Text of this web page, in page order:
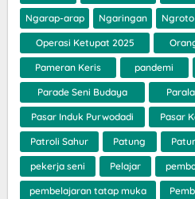
Ngarap-arap Ngaringan Ngroto
Operasi Ketupat 2025
Pameran Keris pandemi
Parade Seni Budaya
Pasar Induk Purwodadi Pasar
Patroli Sahur Patung
pekerja seni Pelajar
pembelajaran tatap muka